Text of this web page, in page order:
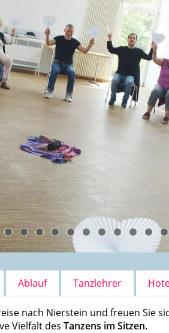
Ablauf Tanzlehrer
nach Nierstein und freuen Sie
Vielfalt des Tanzens im Sitzen.